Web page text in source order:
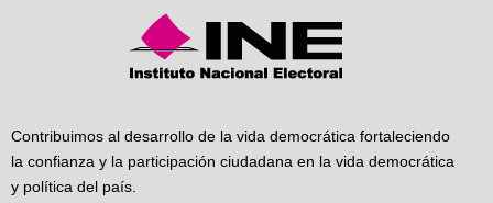
Contribuimos al desarrollo de la vida democrática fortaleciendo
la confianza y la participación ciudadana en la vida democrática
y política del país.